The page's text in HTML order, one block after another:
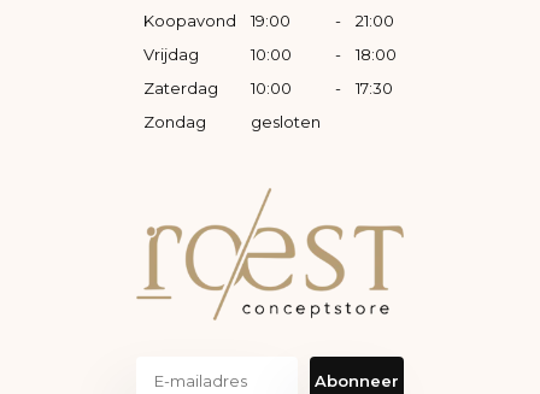
Koopavond
19:00 -
21:00
Vrijdag
10:00 -
18:00
Zaterdag
10:00 -
17:30
Zondag
gesloten
Abonneer